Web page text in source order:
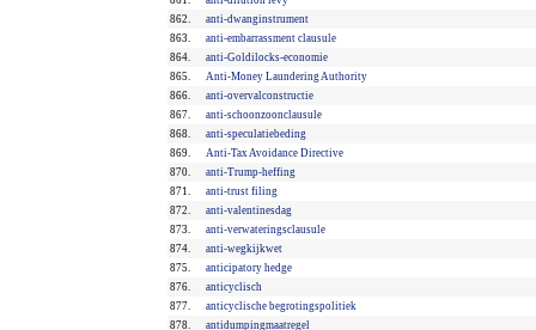
862.
anti-dwanginstrument
863.
anti-embarrassment clausule
864.
anti-Goldilocks-economie
865.
Anti-Money Laundering Authority
866.
anti-overvalconstructie
867.
anti-schoonzoonclausule
868.
anti-speculatiebeding
869.
Anti-Tax Avoidance Directive
870.
anti-Trump-heffing
871.
anti-trust filing
872.
anti-valentinesdag
873.
anti-verwateringsclausule
874.
anti-wegkijkwet
875.
anticipatory hedge
876.
anticyclisch
877.
anticyclische begrotingspolitiek
878.
antidumpingmaatregel